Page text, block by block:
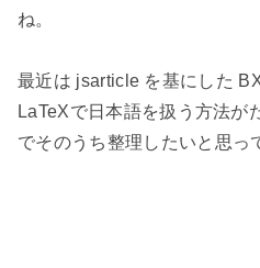
ね。
最近は jsarticle を基にした
LaTeXで日本語を扱う方法が
でそのうち整理したいと思っ